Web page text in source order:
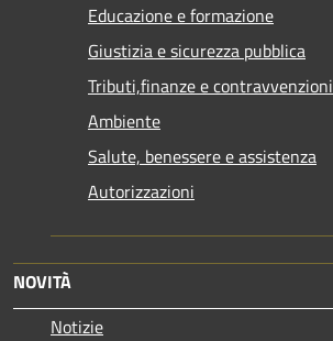
Educazione e formazione
Giustizia e sicurezza pubblica
Tributi,finanze e contravvenzioni
Ambiente
Salute, benessere e assistenza
Autorizzazioni
NOVITÀ
Notizie